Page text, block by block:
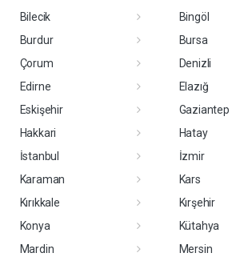
Bilecik
Bingöl
Burdur
Bursa
Çorum
Denizli
Edirne
Elazığ
Eskişehir
Gaziantep
Hakkari
Hatay
İstanbul
İzmir
Karaman
Kars
Kırıkkale
Kırşehir
Konya
Kütahya
Mardin
Mersin